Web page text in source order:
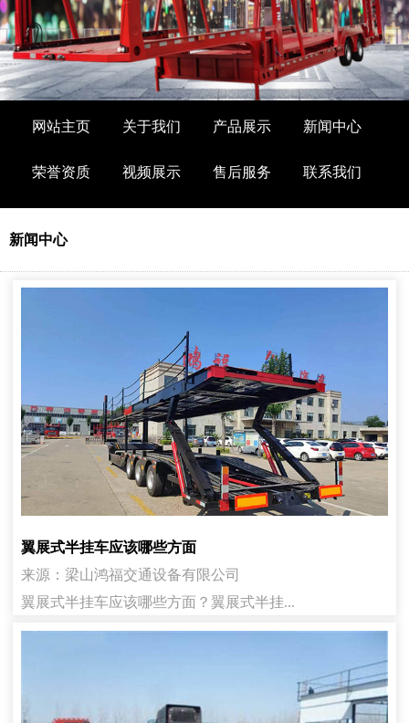
网站主页 关于我们 产品展示 新闻中心
荣誉资质 视频展示 售后服务 联系我们
新闻中心
翼展式半挂车应该哪些方面
来源：梁山鸿福交通设备有限公司
翼展式半挂车应该哪些方面？翼展式半挂...